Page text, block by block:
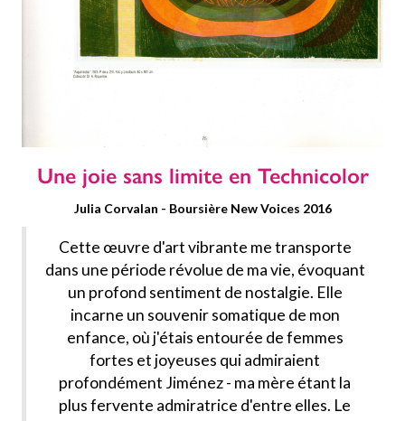
Une joie sans limite en Technicolor
Julia Corvalan - Boursière New Voices 2016
Cette œuvre d'art vibrante me transporte
dans une période révolue de ma vie, évoquant
un profond sentiment de nostalgie. Elle
incarne un souvenir somatique de mon
enfance, où j'étais entourée de femmes
fortes et joyeuses qui admiraient
profondément Jiménez - ma mère étant la
plus fervente admiratrice d'entre elles. Le